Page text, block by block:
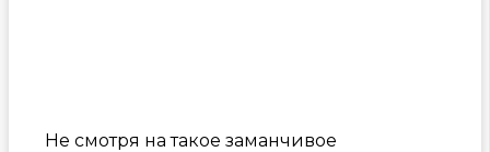
Не смотря на такое заманчивое